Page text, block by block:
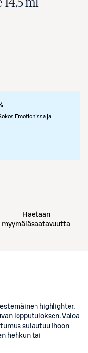
ml
Emotionissa ja
Haetaan
myymäläsaatavuutta
highlighter,
lopputuloksen. Valoa
sulautuu ihoon
hehkun tai